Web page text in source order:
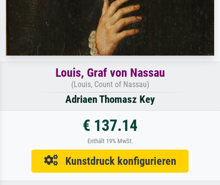
Louis, Graf von Nassau
(Louis, Count of Nassau)
Adriaen Thomasz Key
€ 137.14
Enthält 19% MwSt.
Kunstdruck konfigurieren